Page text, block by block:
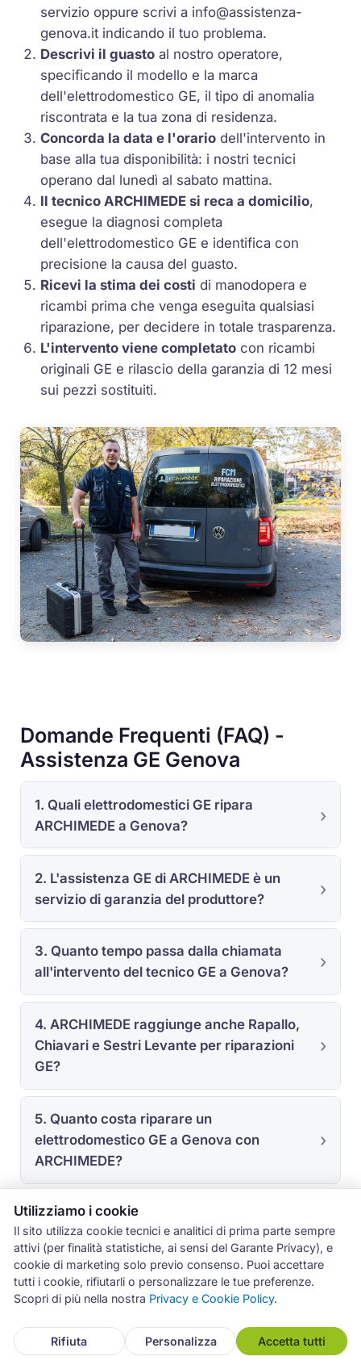
servizio oppure scrivi a info@assistenza-
genova.it indicando il tuo problema.
Descrivi il guasto al nostro operatore,
specificando il modello e la marca
dell'elettrodomestico GE, il tipo di anomalia
riscontrata e la tua zona di residenza.
Concorda la data e l'orario dell'intervento in
base alla tua disponibilità: i nostri tecnici
operano dal lunedì al sabato mattina.
Il tecnico ARCHIMEDE si reca a domicilio,
esegue la diagnosi completa
dell'elettrodomestico GE e identifica con
precisione la causa del guasto.
Ricevi la stima dei costi di manodopera e
ricambi prima che venga eseguita qualsiasi
riparazione, per decidere in totale trasparenza.
L'intervento viene completato con ricambi
originali GE e rilascio della garanzia di 12 mesi
sui pezzi sostituiti.
Domande Frequenti (FAQ) -
Assistenza GE Genova
1. Quali elettrodomestici GE ripara
ARCHIMEDE a Genova?
2. L'assistenza GE di ARCHIMEDE è un
servizio di garanzia del produttore?
3. Quanto tempo passa dalla chiamata
all'intervento del tecnico GE a Genova?
4. ARCHIMEDE raggiunge anche Rapallo,
Chiavari e Sestri Levante per riparazioni
GE?
5. Quanto costa riparare un
elettrodomestico GE a Genova con
ARCHIMEDE?
6. I ricambi GE installati da ARCHIMEDE
sono coperti da garanzia?
Affidati a ARCHIMEDE per i Tuoi
Utilizziamo i cookie
Il sito utilizza cookie tecnici e analitici di prima parte sempre
attivi (per finalità statistiche, ai sensi del Garante Privacy), e
cookie di marketing solo previo consenso. Puoi accettare
tutti i cookie, rifiutarli o personalizzare le tue preferenze.
Scopri di più nella nostra Privacy e Cookie Policy.
Rifiuta Personalizza Accetta tutti